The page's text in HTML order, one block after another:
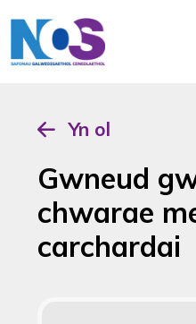
Yn ol
Gwneud
chwarae
carchardai